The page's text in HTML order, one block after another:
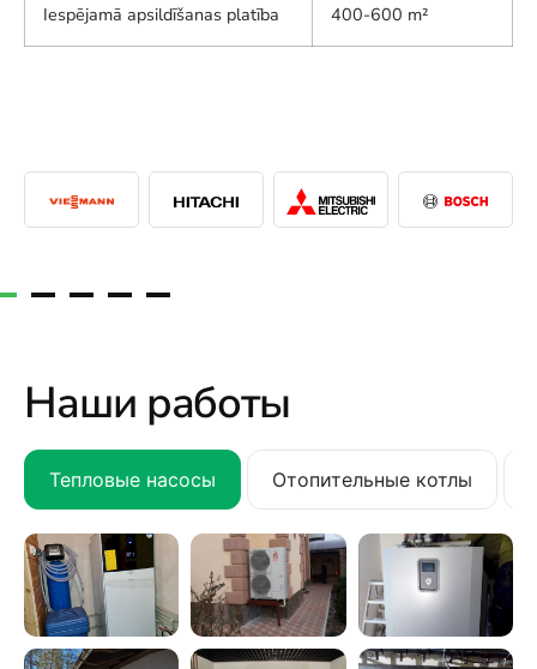
Iespējamā apsildīšanas platība 400-600 m²
Наши работы
Тепловые насосы Отопительные котлы